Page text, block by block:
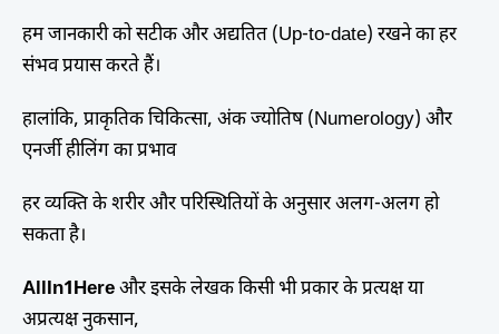
हम जानकारी को सटीक और अद्यतित (Up-to-date) रखने का हर
संभव प्रयास करते हैं।
हालांकि, प्राकृतिक चिकित्सा, अंक ज्योतिष (Numerology) और
एनर्जी हीलिंग का प्रभाव
हर व्यक्ति के शरीर और परिस्थितियों के अनुसार अलग-अलग हो
सकता है।
AllIn1Hereऔर इसके लेखक किसी भी प्रकार के प्रत्यक्ष या
अप्रत्यक्ष नुकसान,